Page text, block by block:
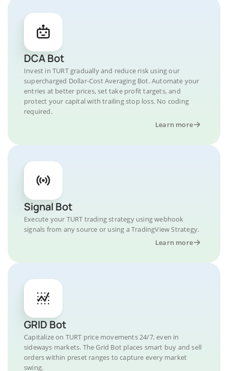
DCA Bot
Invest in TURT gradually and reduce risk using our
supercharged Dollar-Cost Averaging Bot. Automate your
entries at better prices, set take profit targets, and
protect your capital with trailing stop loss. No coding
required.
Learn more
Signal Bot
Execute your TURT trading strategy using webhook
signals from any source or using a TradingView Strategy.
Learn more
GRID Bot
Capitalize on TURT price movements 24/7, even in
sideways markets. The Grid Bot places smart buy and sell
orders within preset ranges to capture every market
swing.